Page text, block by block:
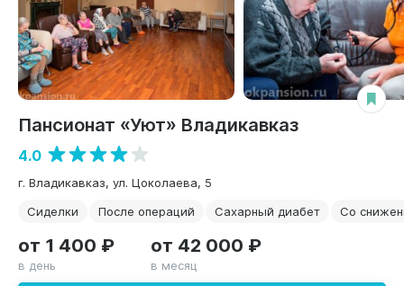
Пансионат «Уют» Владикавказ
4.0
г. Владикавказ, ул. Цоколаева, 5
Сиделки
После операций Сахарный диабет Со
от 1 400 ₽
в день
от 42 000 ₽
в месяц